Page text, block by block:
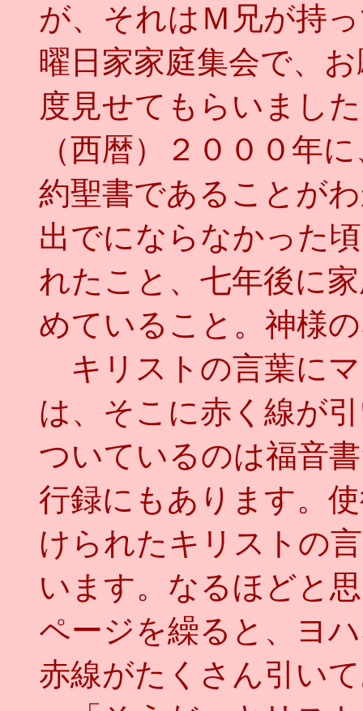
が、それはＭ兄が持
曜日家家庭集会で、
度見せてもらいまし
（西暦）２０００年
約聖書であることが
出でにならなかった
れたこと、七年後に
めていること。神様
キリストの言葉に
は、そこに赤く線が
ついているのは福音
行録にもあります。
けられたキリストの
います。なるほどと
ページを繰ると、ヨ
赤線がたくさん引い